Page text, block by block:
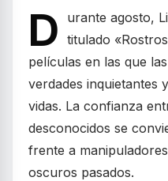
D
urante agosto,
titulado
películas en las que
verdades inquietantes
vidas. La confianza
desconocidos se
frente a
oscuros pasados.